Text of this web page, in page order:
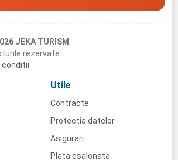
JEKA TURISM
rezervate.
conditii
Utile
Contracte
Protectia datelor
Asigurari
Plata esalonata